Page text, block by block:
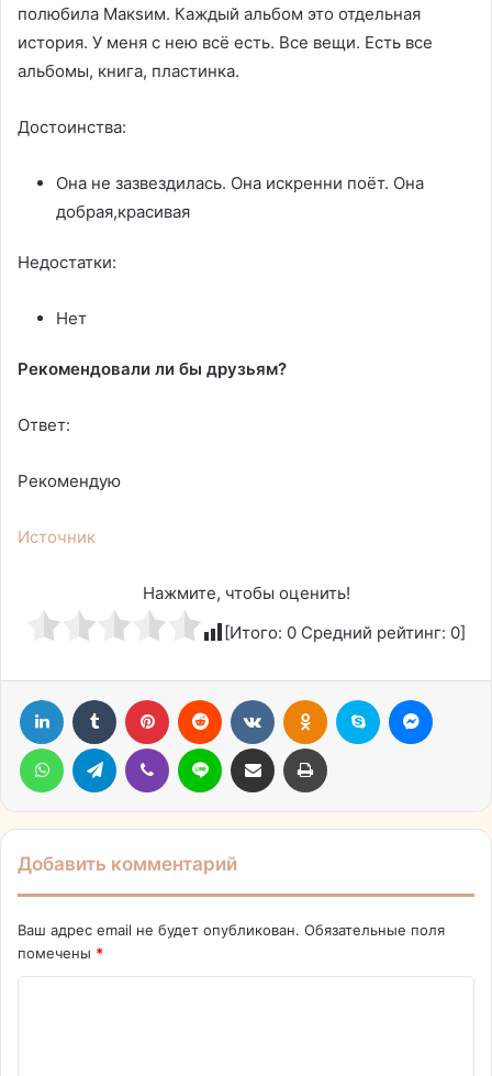
полюбила Макsим. Каждый альбом это отдельная
история. У меня с нею всё есть. Все вещи. Есть все
альбомы, книга, пластинка.
Достоинства:
Она не зазвездилась. Она искренни поёт. Она
добрая,красивая
Недостатки:
Нет
Рекомендовали ли бы друзьям?
Ответ:
Рекомендую
Источник
Нажмите, чтобы оценить!
[Итого: 0 Средний рейтинг: 0]
LinkedIn Tumblr Pinterest Reddit ВконтактеОдноклассники
Skype
WhatsAppTelegram Viber Line Поделиться через электронную почту Печатать
Добавить комментарий
Ваш адрес email не будет опубликован. Обязательные поля
помечены *